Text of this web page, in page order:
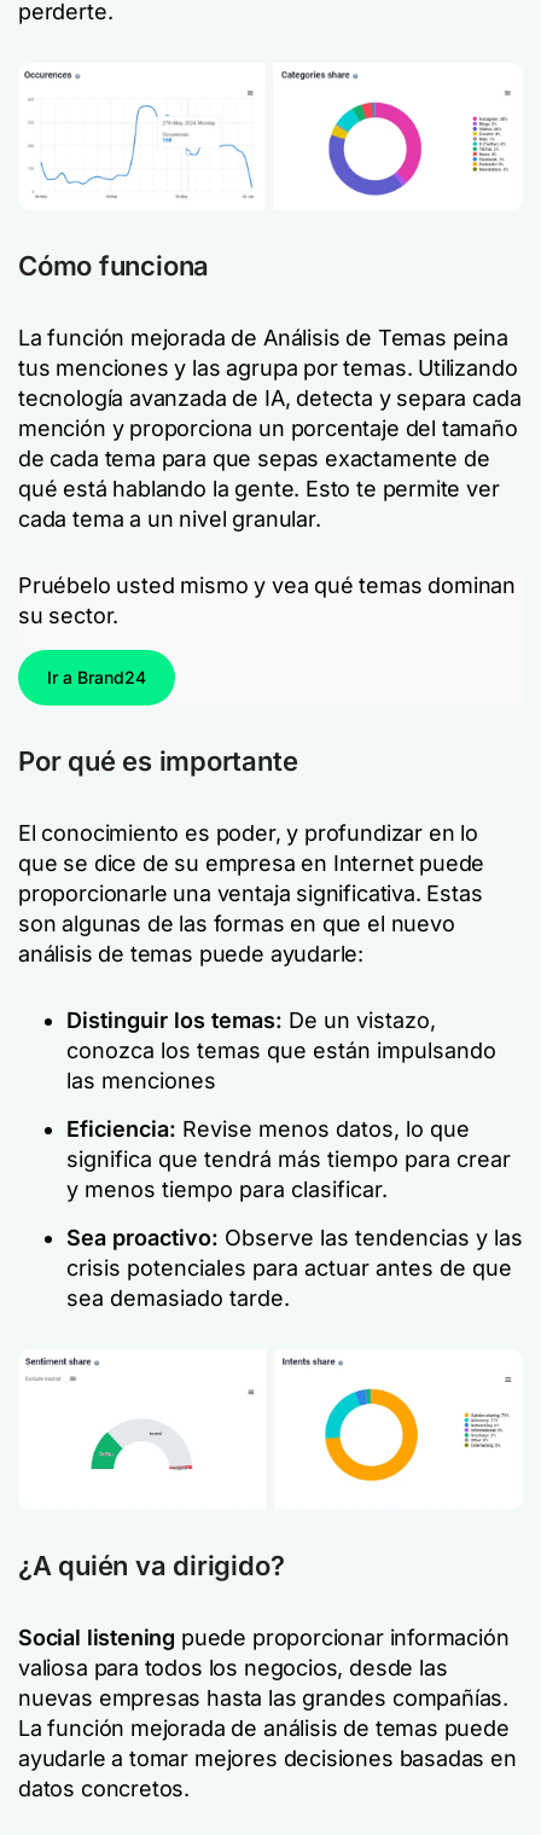
perderte.
Cómo funciona
La función mejorada de Análisis de Temas peina
tus menciones y las agrupa por temas. Utilizando
tecnología avanzada de IA, detecta y separa cada
mención y proporciona un porcentaje del tamaño
de cada tema para que sepas exactamente de
qué está hablando la gente. Esto te permite ver
cada tema a un nivel granular.
Pruébelo usted mismo y vea qué temas dominan
su sector.
Ir a Brand24
Por qué es importante
El conocimiento es poder, y profundizar en lo
que se dice de su empresa en Internet puede
proporcionarle una ventaja significativa. Estas
son algunas de las formas en que el nuevo
análisis de temas puede ayudarle:
Distinguir los temas: De un vistazo,
conozca los temas que están impulsando
las menciones
Eficiencia: Revise menos datos, lo que
significa que tendrá más tiempo para crear
y menos tiempo para clasificar.
Sea proactivo: Observe las tendencias y las
crisis potenciales para actuar antes de que
sea demasiado tarde.
¿A quién va dirigido?
Social listening puede proporcionar información
valiosa para todos los negocios, desde las
nuevas empresas hasta las grandes compañías.
La función mejorada de análisis de temas puede
ayudarle a tomar mejores decisiones basadas en
datos concretos.